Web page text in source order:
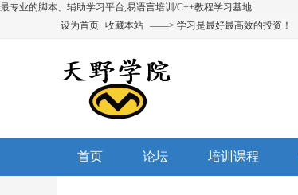
最专业的脚本、辅助学习平台,易语言培训/C++教程学习基地
设为首页 收藏本站 ——> 学习是最好最高效的投资！
首页 论坛 培训课程